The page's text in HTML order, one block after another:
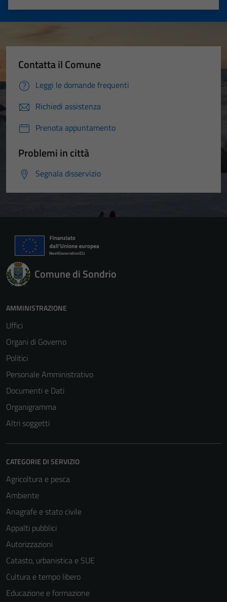
Valuta 5 stelle su 5
Valuta 4 stelle su 5
Valuta 3 stelle su 5
Valuta 2 stelle su 5
Valuta 1 stelle su 5
Contatta il Comune
Leggi le domande frequenti
Richiedi assistenza
Prenota appuntamento
Problemi in città
Segnala disservizio
Comune di Sondrio
AMMINISTRAZIONE
Uffici
Organi di Governo
Politici
Personale Amministrativo
Documenti e Dati
Organigramma
Altri soggetti
CATEGORIE DI SERVIZIO
Agricoltura e pesca
Ambiente
Anagrafe e stato civile
Appalti pubblici
Autorizzazioni
Catasto, urbanistica e SUE
Cultura e tempo libero
Educazione e formazione